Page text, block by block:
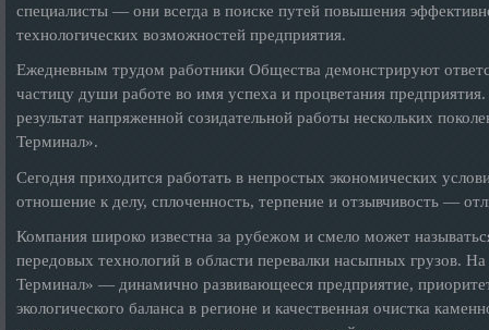
специалисты — они всегда в поиске путей повышения
технологических возможностей предприятия.
Ежедневным трудом работники Общества демонстрируют
частицу души работе во имя успеха и процветания
результат напряженной созидательной работы нескольких
Терминал».
Сегодня приходится работать в непростых экономических
отношение к делу, сплоченность, терпение и отзывчивость —
Компания широко известна за рубежом и смело может
передовых технологий в области перевалки насыпных грузов.
Терминал» — динамично развивающееся предприятие,
экологического баланса в регионе и качественная очистка